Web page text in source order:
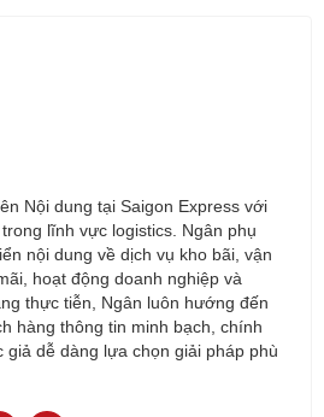
Nội dung tại Saigon Express với
lĩnh vực logistics. Ngân phụ
ển nội dung về dịch vụ kho bãi, vận
ãi, hoạt động doanh nghiệp và
thực tiễn, Ngân luôn hướng đến
hàng thông tin minh bạch, chính
giả dễ dàng lựa chọn giải pháp phù